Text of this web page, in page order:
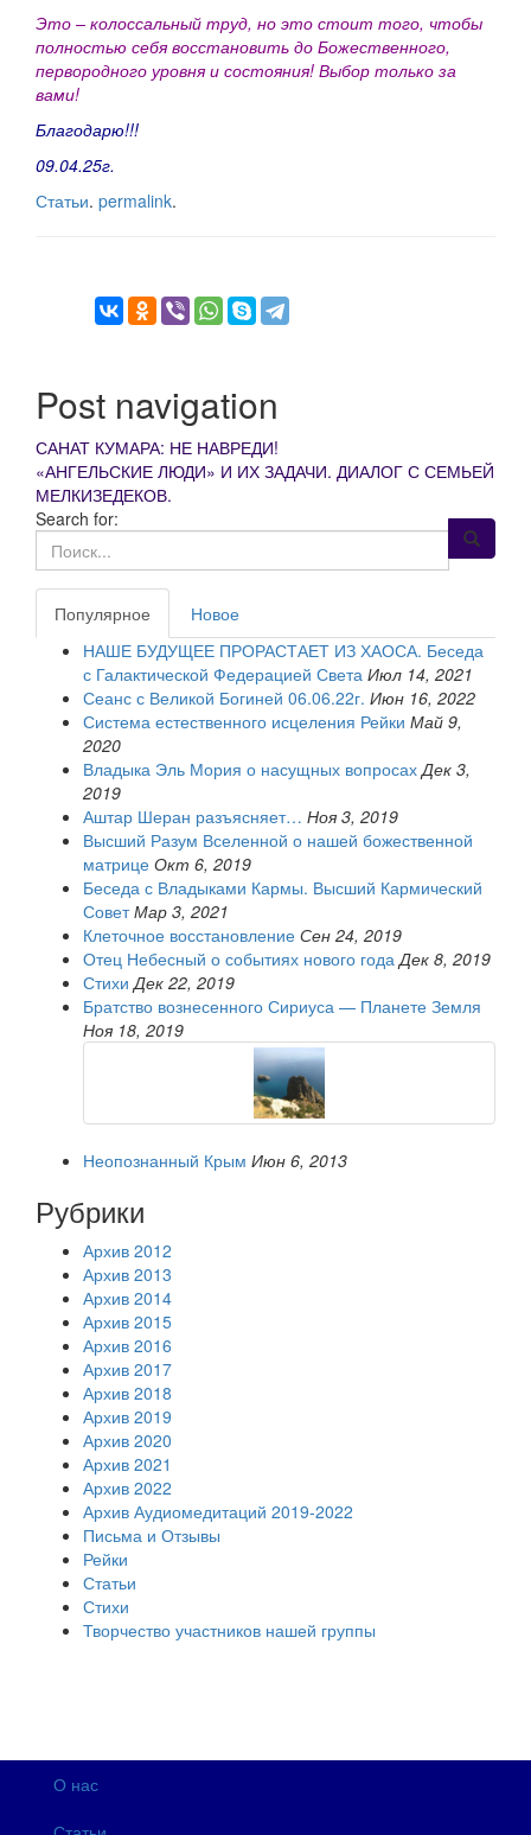
Это – колоссальный труд, но это стоит того, чтобы
полностью себя восстановить до Божественного,
первородного уровня и состояния! Выбор только за
вами!
Благодарю!!!
09.04.25г.
Статьи. permalink.
Post navigation
САНАТ КУМАРА: НЕ НАВРЕДИ!
«АНГЕЛЬСКИЕ ЛЮДИ» И ИХ ЗАДАЧИ. ДИАЛОГ С СЕМЬЕЙ
МЕЛКИЗЕДЕКОВ.
Search for:
Популярное
Новое
НАШЕ БУДУЩЕЕ ПРОРАСТАЕТ ИЗ ХАОСА. Беседа
с Галактической Федерацией Света Июл 14, 2021
Сеанс с Великой Богиней 06.06.22г. Июн 16, 2022
Система естественного исцеления Рейки Май 9,
2020
Владыка Эль Мория о насущных вопросах Дек 3,
2019
Аштар Шеран разъясняет… Ноя 3, 2019
Высший Разум Вселенной о нашей божественной
матрице Окт 6, 2019
Беседа с Владыками Кармы. Высший Кармический
Совет Мар 3, 2021
Клеточное восстановление Сен 24, 2019
Отец Небесный о событиях нового года Дек 8, 2019
Стихи Дек 22, 2019
Братство вознесенного Сириуса — Планете Земля
Ноя 18, 2019
Неопознанный Крым Июн 6, 2013
Рубрики
Архив 2012
Архив 2013
Архив 2014
Архив 2015
Архив 2016
Архив 2017
Архив 2018
Архив 2019
Архив 2020
Архив 2021
Архив 2022
Архив Аудиомедитаций 2019-2022
Письма и Отзывы
Рейки
Статьи
Стихи
Творчество участников нашей группы
О нас